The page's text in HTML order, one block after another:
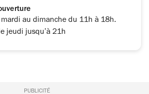
au dimanche du 11h à 18h.
jeudi jusqu’à 21h
PUBLICITÉ